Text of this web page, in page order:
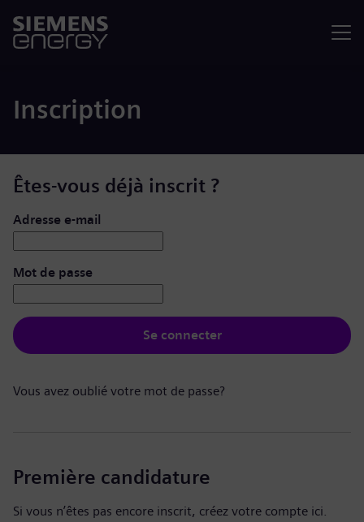
Inscription
Êtes-vous déjà inscrit ?
Se connecter : nom d’utilisateur et mot de passe
Adresse e-mail
Mot de passe
Se connecter
Vous avez oublié votre mot de passe?
Première candidature
Si vous n’êtes pas encore inscrit, créez votre compte ici.